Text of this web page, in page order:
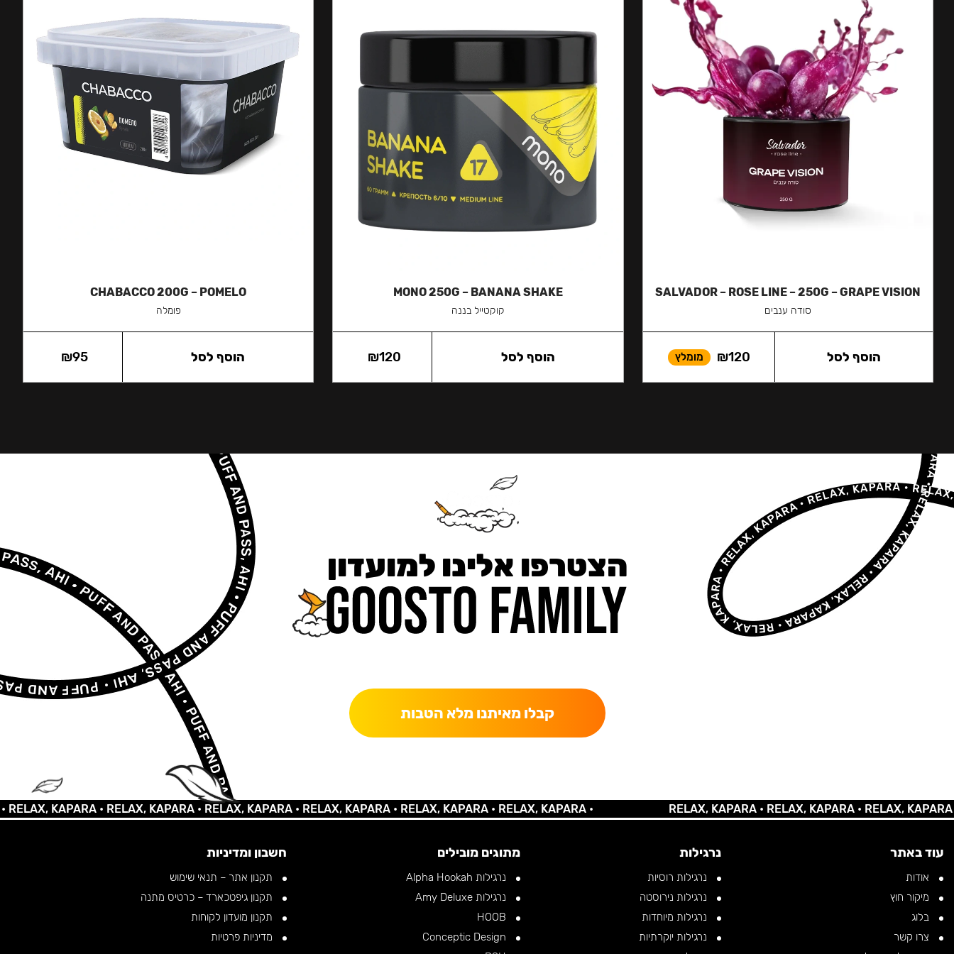
SALVADOR – ROSE LINE – 250G – GRAPE VISION
סודה ענבים
₪120 מומלץ הוסף לסל
MONO 250G – BANANA SHAKE
קוקטייל בננה
₪120 הוסף לסל
CHABACCO 200G – POMELO
פומלה
₪95 הוסף לסל
הצטרפו אלינו למועדון
קבלו מאיתנו מלא הטבות
KAPARA •RELAX, KAPARA •RELAX, KAPARA •RELAX, KAPARA •RELAX, KAPARA •RELAX, KAPARA • RELAX, KAPARA •RELAX, KAPARA •RELAX, KAPARA •
עוד באתר
אודות
מיקור חוץ
בלוג
צרו קשר
נרגילות
נרגילות רוסיות
נרגילות נירוסטה
נרגילות מיוחדות
נרגילות יוקרתיות
מתוגים מובילים
נרגילות Alpha Hookah
נרגילות Amy Deluxe
חשבון ומדיניות
תקנון אתר – תנאי שימוש
תקנון גיפטכארד – כרטיס מתנה
תקנון מועדון לקוחות
מדיניות פרטיות